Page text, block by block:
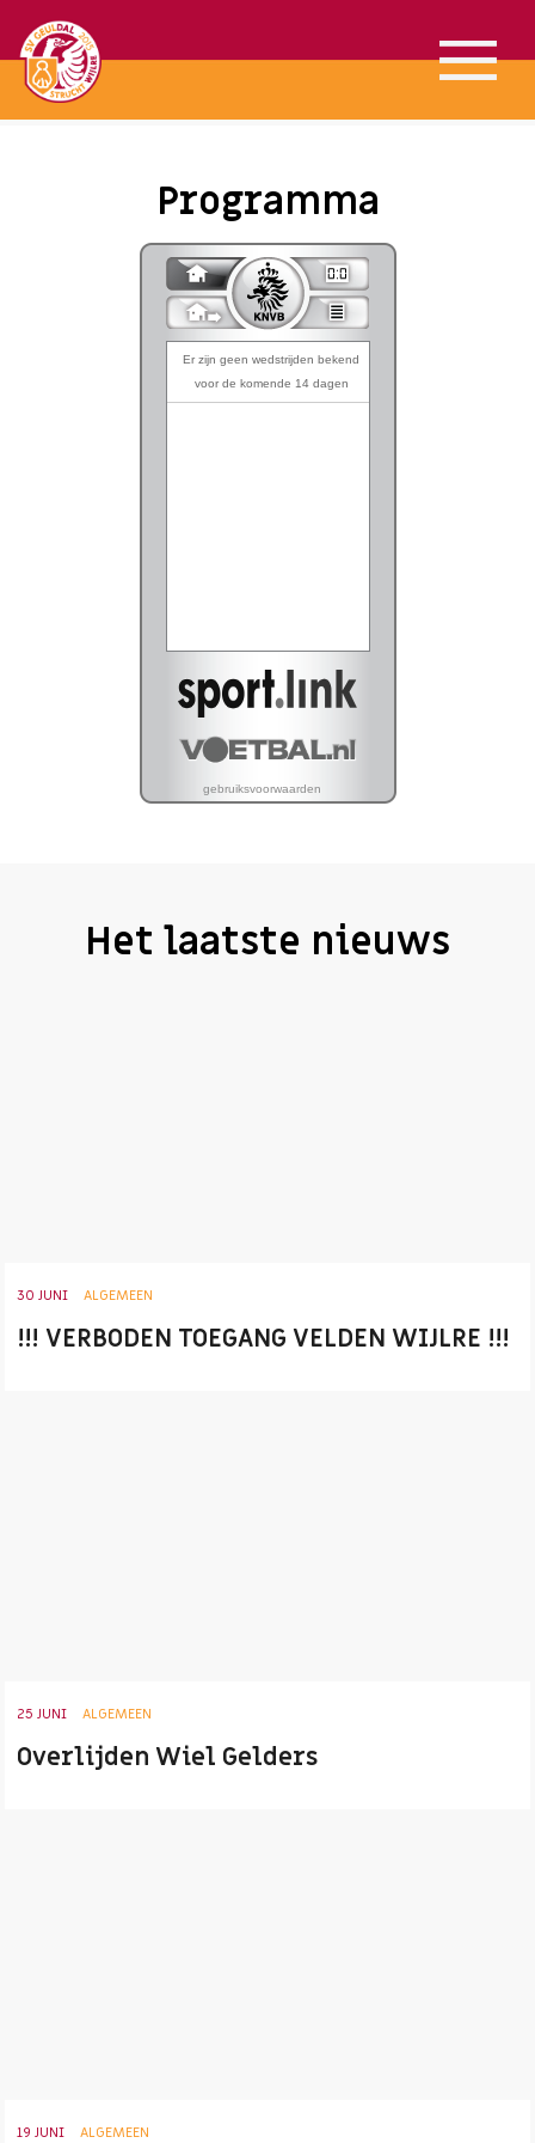
Programma
Het laatste nieuws
30 JUNI ALGEMEEN
!!! VERBODEN TOEGANG VELDEN WIJLRE !!!
25 JUNI ALGEMEEN
Overlijden Wiel Gelders
19 JUNI ALGEMEEN